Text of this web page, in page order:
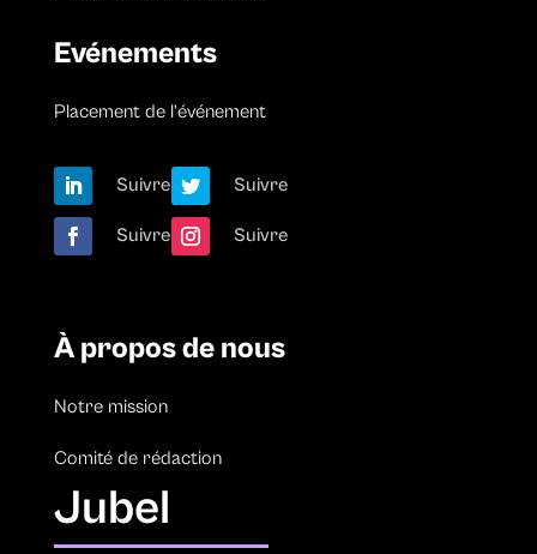
Evénements
Placement de l’événement
Suivre Suivre
Suivre Suivre
À propos de nous
Notre mission
Comité de rédaction
Jubel